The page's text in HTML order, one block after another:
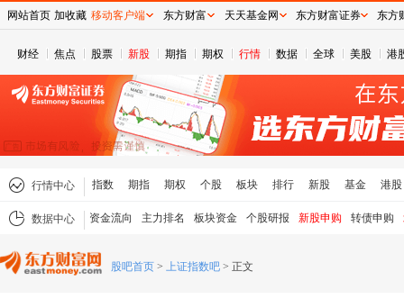
财经 焦点 股票 新股 期指 期权 行情 数据 全球 美股 港
行情中心 指数 期指 期权 个股 板块 排行 新股 基金 港股
数据中心 资金流向 主力排名 板块资金 个股研报 新股申购 转债申购
股吧首页 > 上证指数吧 > 正文
网站首页 加收藏 移动客户端 东方财富 天天基金网 东方财富证券 东方